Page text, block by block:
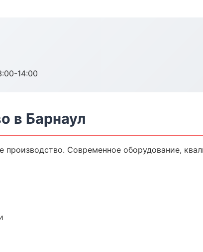
14:00
в Барнаул
производство. Современное оборудование,